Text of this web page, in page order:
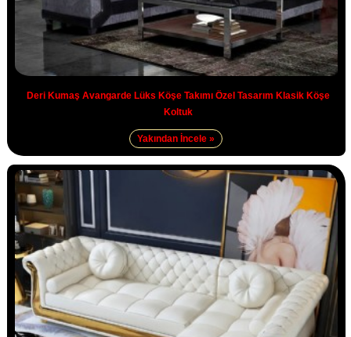
Deri Kumaş Avangarde Lüks Köşe Takımı Özel Tasarım Klasik Köşe
Koltuk
Yakından İncele »